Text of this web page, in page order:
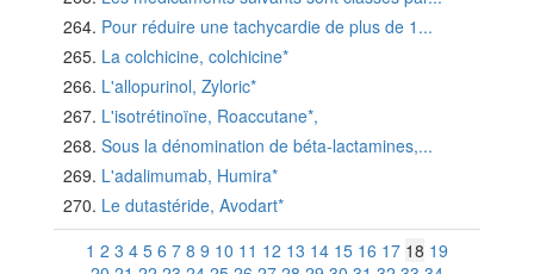
Pour réduire une tachycardie de plus de 1...
La colchicine, colchicine*
L'allopurinol, Zyloric*
L'isotrétinoïne, Roaccutane*,
Sous la dénomination de béta-lactamines,...
L'adalimumab, Humira*
Le dutastéride, Avodart*
1 2 3 4 5 6 7 8 9 10 11 12 13 14 15 16 17 18 19